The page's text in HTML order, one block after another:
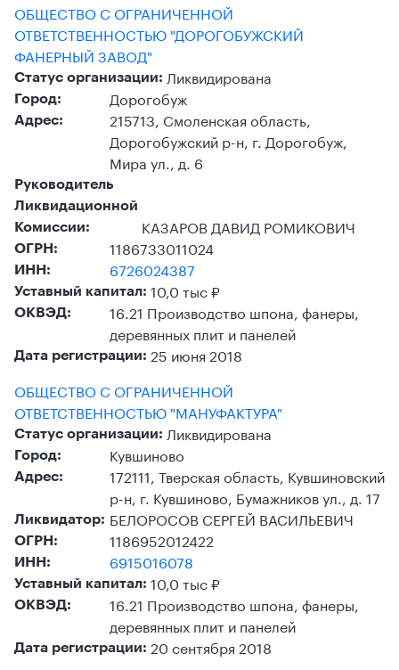
ОБЩЕСТВО С ОГРАНИЧЕННОЙ
ОТВЕТСТВЕННОСТЬЮ "ДОРОГОБУЖСКИЙ
ФАНЕРНЫЙ ЗАВОД"
Статус организации: Ликвидирована
Город: Дорогобуж
Адрес:
215713, Смоленская область,
Дорогобужский р-н, г. Дорогобуж,
Мира ул., д. 6
Руководитель
Ликвидационной
Комиссии:
КАЗАРОВ ДАВИД РОМИКОВИЧ
ОГРН: 1186733011024
ИНН: 6726024387
Уставный капитал: 10,0 тыс ₽
ОКВЭД:
16.21 Производство шпона, фанеры,
деревянных плит и панелей
Дата регистрации: 25 июня 2018
ОБЩЕСТВО С ОГРАНИЧЕННОЙ
ОТВЕТСТВЕННОСТЬЮ "МАНУФАКТУРА"
Статус организации: Ликвидирована
Город: Кувшиново
Адрес:
172111, Тверская область, Кувшиновский
р-н, г. Кувшиново, Бумажников ул., д. 17
Ликвидатор: БЕЛОРОСОВ СЕРГЕЙ ВАСИЛЬЕВИЧ
ОГРН: 1186952012422
ИНН: 6915016078
Уставный капитал: 10,0 тыс ₽
ОКВЭД:
16.21 Производство шпона, фанеры,
деревянных плит и панелей
Дата регистрации: 20 сентября 2018